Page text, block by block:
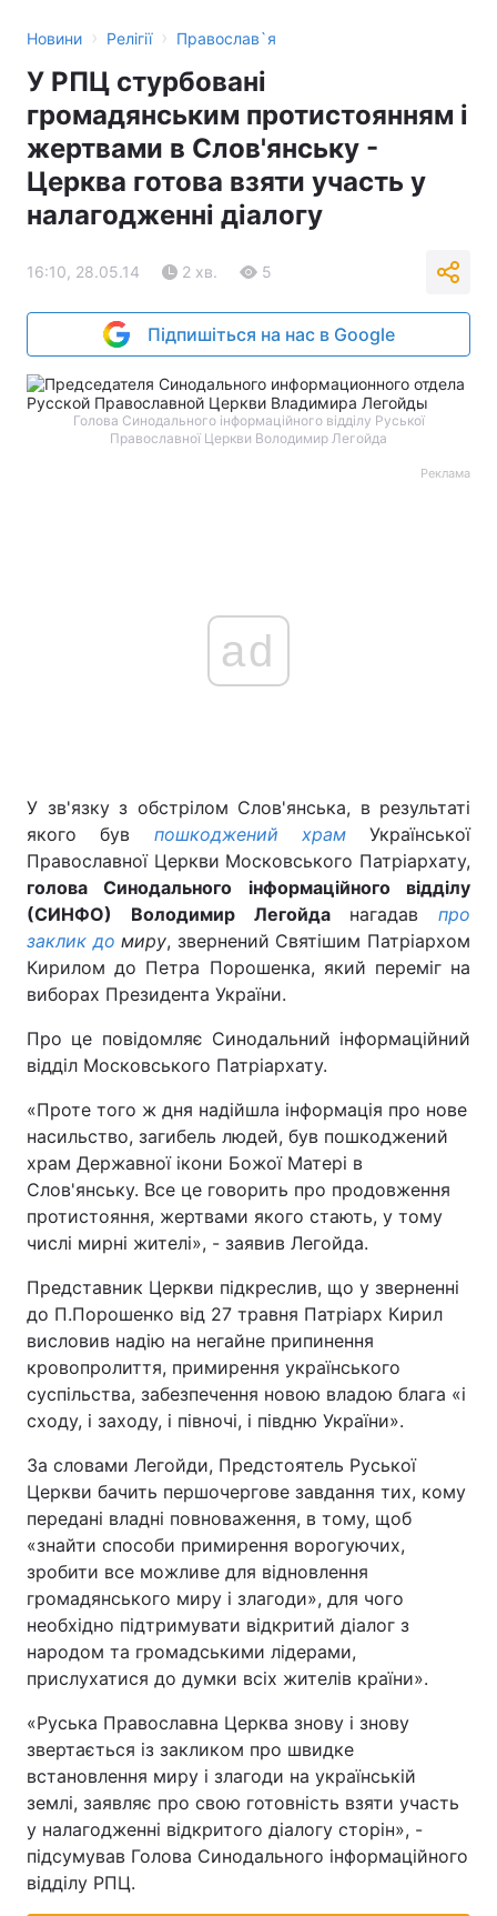
Новини › Релігії › Православ`я
У РПЦ стурбовані
громадянським протистоянням і
жертвами в Слов'янську -
Церква готова взяти участь у
налагодженні діалогу
16:10, 28.05.14 2 хв. 5
Підпишіться на нас в Google
Голова Синодального інформаційного відділу Руської
Православної Церкви Володимир Легойда
Реклама
ad
У зв'язку з обстрілом Слов'янська, в результаті
якого був пошкоджений храмУкраїнської
Православної Церкви Московського Патріархату,
голова Синодального інформаційного відділу
(СИНФО) Володимир Легойда нагадав про
заклик домиру, звернений Святішим Патріархом
Кирилом до Петра Порошенка, який переміг на
виборах Президента України.
Про це повідомляє Синодальний інформаційний
відділ Московського Патріархату.
«Проте того ж дня надійшла інформація про нове
насильство, загибель людей, був пошкоджений
храм Державної ікони Божої Матері в
Слов'янську. Все це говорить про продовження
протистояння, жертвами якого стають, у тому
числі мирні жителі», - заявив Легойда.
Представник Церкви підкреслив, що у зверненні
до П.Порошенко від 27 травня Патріарх Кирил
висловив надію на негайне припинення
кровопролиття, примирення українського
суспільства, забезпечення новою владою блага «і
сходу, і заходу, і півночі, і півдню України».
За словами Легойди, Предстоятель Руської
Церкви бачить першочергове завдання тих, кому
передані владні повноваження, в тому, щоб
«знайти способи примирення ворогуючих,
зробити все можливе для відновлення
громадянського миру і злагоди», для чого
необхідно підтримувати відкритий діалог з
народом та громадськими лідерами,
прислухатися до думки всіх жителів країни».
«Руська Православна Церква знову і знову
звертається із закликом про швидке
встановлення миру і злагоди на українській
землі, заявляє про свою готовність взяти участь
у налагодженні відкритого діалогу сторін», -
підсумував Голова Синодального інформаційного
відділу РПЦ.